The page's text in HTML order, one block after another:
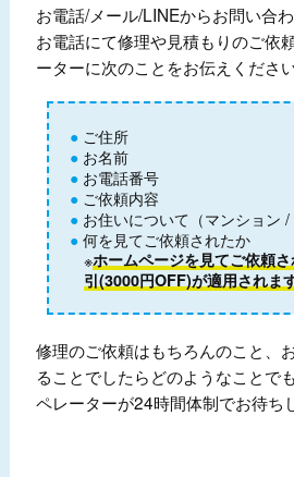
お電話/メール/LINEからお問い合わ
お電話にて修理や見積もりのご依
ーターに次のことをお伝えください
ご住所
お名前
お電話番号
ご依頼内容
お住いについて（マンション /
何を見てご依頼されたか
※ホームページを見てご依頼
引(3000円OFF)が適用されます
修理のご依頼はもちろんのこと、
ることでしたらどのようなことで
ペレーターが24時間体制でお待ち